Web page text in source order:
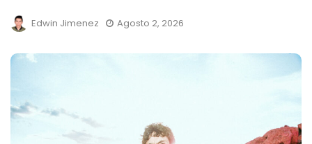
Edwin Jimenez Agosto 2, 2026